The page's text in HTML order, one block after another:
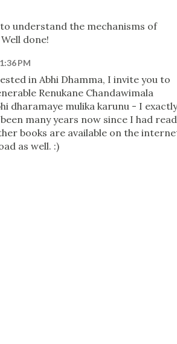
understand the mechanisms of
done!
PM
in Abhi Dhamma, I invite you to
Renukane Chandawimala
dharamaye mulika karunu - I exactly
many years now since I had read
books are available on the
as well. :)